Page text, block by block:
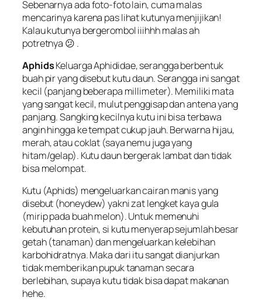
Sebenarnya ada foto-foto lain, cuma malas
mencarinya karena pas lihat kutunya menjijikan!
Kalau kutunya bergerombol iiihhh malas ah
potretnya 😕 .
AphidsKeluarga Aphididae, serangga berbentuk
buah pir yang disebut kutu daun. Serangga ini sangat
kecil (panjang beberapa millimeter). Memiliki mata
yang sangat kecil, mulut penggisap dan antena yang
panjang. Sangking kecilnya kutu ini bisa terbawa
angin hingga ke tempat cukup jauh. Berwarna hijau,
merah, atau coklat (saya nemu juga yang
hitam/gelap). Kutu daun bergerak lambat dan tidak
bisa melompat.
Kutu (Aphids) mengeluarkan cairan manis yang
disebut (honeydew) yakni zat lengket kaya gula
(mirip pada buah melon). Untuk memenuhi
kebutuhan protein, si kutu menyerap sejumlah besar
getah (tanaman) dan mengeluarkan kelebihan
karbohidratnya. Maka dari itu sangat dianjurkan
tidak memberikan pupuk tanaman secara
berlebihan, supaya kutu tidak bisa dapat makanan
hehe.